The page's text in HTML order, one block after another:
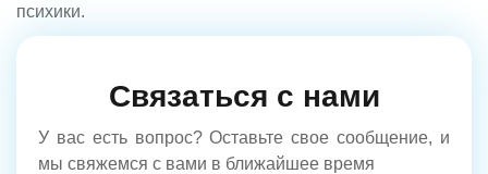
психики.
Связаться с нами
У вас есть вопрос? Оставьте свое сообщение, и
мы свяжемся с вами в ближайшее время